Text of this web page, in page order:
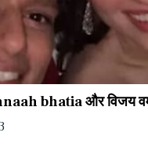
bhatia और विजय